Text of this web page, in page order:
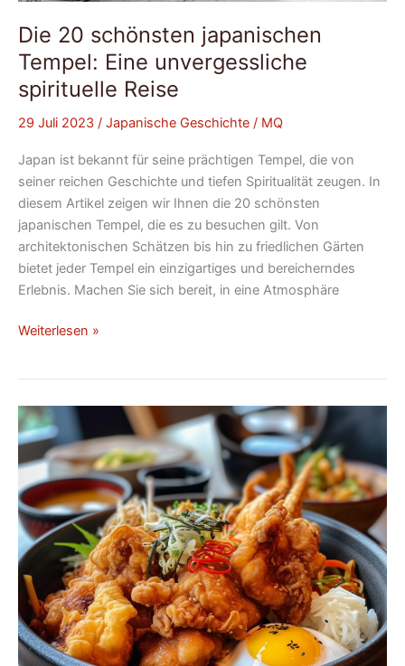
Die 20 schönsten japanischen
Tempel: Eine unvergessliche
spirituelle Reise
29 Juli 2023 / Japanische Geschichte / MQ
Japan ist bekannt für seine prächtigen Tempel, die von
seiner reichen Geschichte und tiefen Spiritualität zeugen. In
diesem Artikel zeigen wir Ihnen die 20 schönsten
japanischen Tempel, die es zu besuchen gilt. Von
architektonischen Schätzen bis hin zu friedlichen Gärten
bietet jeder Tempel ein einzigartiges und bereicherndes
Erlebnis. Machen Sie sich bereit, in eine Atmosphäre
Weiterlesen »
Entdecken
Sie
Karaage,
das
köstliche
Brathähnchen
auf
japanische
Art!